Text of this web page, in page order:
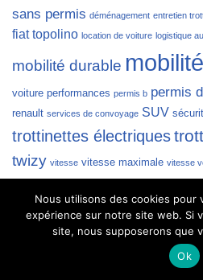
sans permis déménagement entretien
fiat topolino location de voiture logistique
mobilité durable
voiture performances permis b permis
renault services de convoyage SUV
trottinettes électriques
twizy vitesse vitesse maximale vitesse
de luxe voiture sans
voiture à petit budget voiture
Nous utilisons des cookies pour
expérience sur notre site web. Si
site, nous supposerons que
Ok